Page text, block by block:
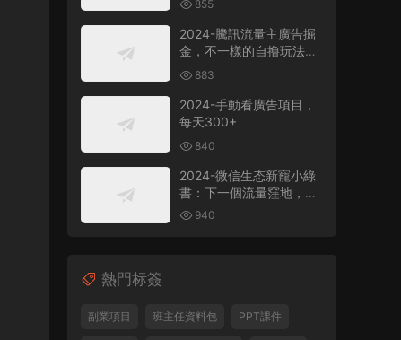
1000+
855
2024-騰訊流量主廣告掘
金，不一樣的自撸玩法，
日賺500-1000+，無設備
要求
883
2024-手動看廣告項目，
每天300+
840
2024-微信生态新寵小綠
書：下一個流量窪地，粉
絲質量超高，日引
940
熱門标簽
副業項目 班主任資料包 PPT課件